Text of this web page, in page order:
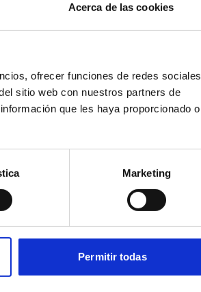
Acerca de las cookies
ofrecer funciones de redes sociales
sitio web con nuestros partners de
que les haya proporcionado o
Marketing
Permitir todas